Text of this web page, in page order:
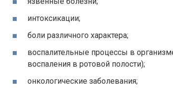
интоксикации;
боли различного характера;
воспалительные процессы в
воспаления в ротовой полости);
онкологические заболевания;